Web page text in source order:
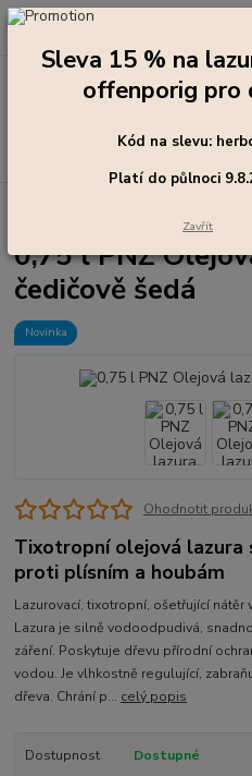
+420 273 136 255
0,75 l
0,75 l PNZ
čedičově šedá
Novinka
Ohodnotit
Tixotropní olejová lazura
proti plísním a houbám
Lazurovací, tixotropní, ošetřující nátěr
Lazura je silně vodoodpudivá,
záření. Poskytuje dřevu přírodní
vodou. Je vlhkostně regulující,
dřeva. Chrání p... celý popis
Dostupnost
Dostupné
Sleva 15 % na
offenporig pro
Kód na slevu:
Platí do půlnoci
Zavřít